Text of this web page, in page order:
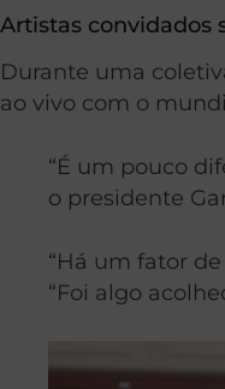
Artistas convidados
Durante uma
ao vivo com o
“É um pouco
o presidente
“Há um fator
“Foi algo